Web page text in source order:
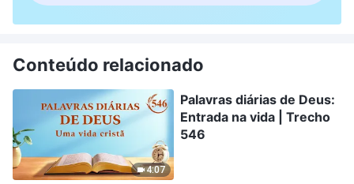
Conteúdo relacionado
4:07
Palavras diárias de Deus:
Entrada na vida | Trecho
546